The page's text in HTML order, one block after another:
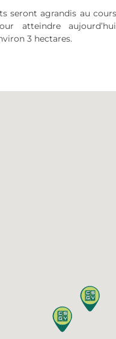
seront agrandis au
atteindre
3 hectares.